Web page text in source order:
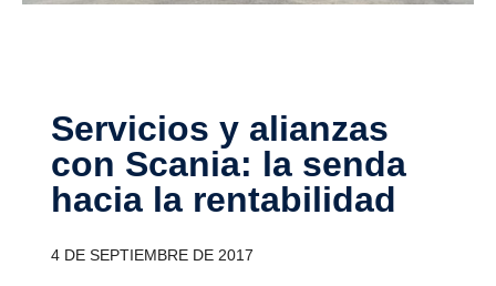
Servi­cios y alianzas
con Scania: la senda
hacia la renta­bi­lidad
4 DE SEPTIEMBRE DE 2017